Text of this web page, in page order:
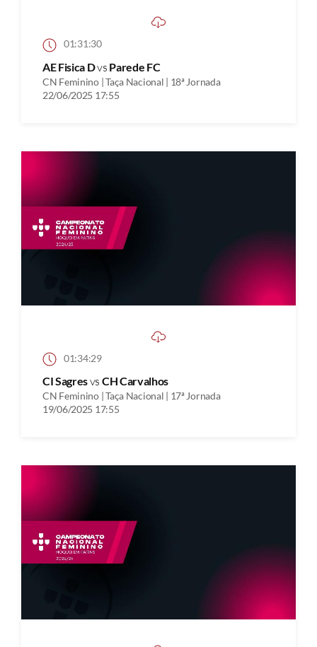
01:31:30
AE Fisica Dvs Parede FC
CN Feminino | Taça Nacional | 18ª Jornada
22/06/2025 17:55
01:34:29
CI Sagresvs CH Carvalhos
CN Feminino | Taça Nacional | 17ª Jornada
19/06/2025 17:55